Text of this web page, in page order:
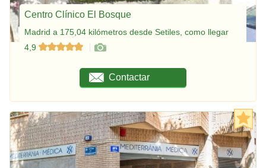
Centro Clínico El Bosque
Madrid a 175,04 kilómetros desde Setiles, como llegar
4,9
Contactar